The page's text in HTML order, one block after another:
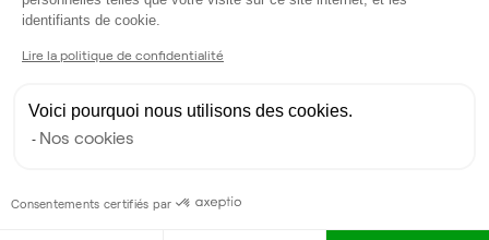
Ménage
Ma sélection de bureau
4postes • 20,7 m²
identifiants de cookie.
Lire la politique de confidentialité
Voici pourquoi nous utilisons des cookies.
Nos cookies
Consentements certifiés par